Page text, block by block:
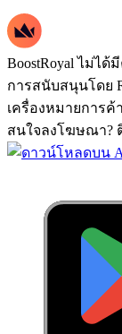
BoostRoyal ไม่ไ
การสนับสนุนโดย
เครื่องหมายการค้
สนใจลงโฆษณา?